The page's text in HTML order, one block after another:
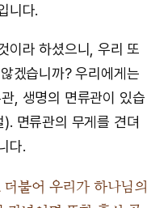
니다.
이라 하셨으니, 우리 또
겠습니까? 우리에게는
, 생명의 면류관이 있습
면류관의 무게를 견뎌
다.
불어 우리가 하나님의